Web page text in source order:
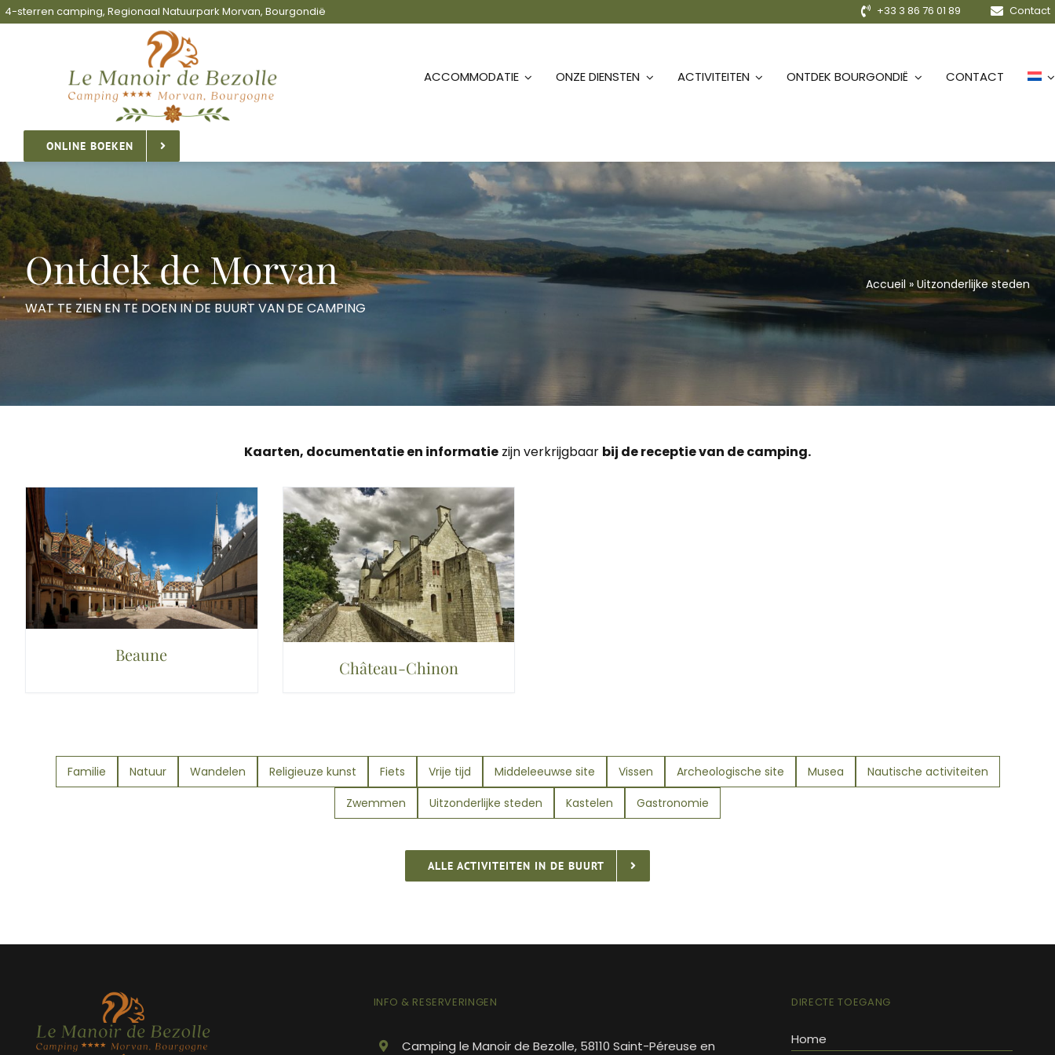
Skip
4-sterren camping, Regionaal Natuurpark Morvan, Bourgondië +33 3 86 76 01 89 Contact
ACCOMMODATIE ONZE DIENSTEN ACTIVITEITEN ONTDEK BOURGONDIË CONTACT
ONLINE BOEKEN
Ontdek de Morvan
WAT TE ZIEN EN TE DOEN IN DE BUURT VAN DE CAMPING
Accueil »Uitzonderlijke steden
Kaarten, documentatie en informatiezijn verkrijgbaar bij de receptie van de camping.
Beaune
Château-Chinon
Familie Natuur Wandelen Religieuze kunst Fiets Vrije tijd Middeleeuwse site Vissen Archeologische site Musea
Nautische activiteiten
Zwemmen
Uitzonderlijke steden Kastelen Gastronomie
ALLE ACTIVITEITEN IN DE BUURT
INFO & RESERVERINGEN
Camping le Manoir de Bezolle, 58110 Saint-Péreuse en
DIRECTE TOEGANG
Home